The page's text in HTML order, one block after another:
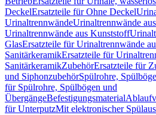
DeckelErsatzteile für Ohne Deckel
UrinaltrennwändeUrinaltrennwände
Urinaltrennwände aus Kunststoff
GlasErsatzteile für Urinaltrennwände
SanitärkeramikErsatzteile für
SanitärkeramikZubehörErsatzteile für
und SiphonzubehörSpülrohre,
für Spülrohre, Spülbögen und
ÜbergängeBefestigungsmaterial
für UnterputzMit elektronischer